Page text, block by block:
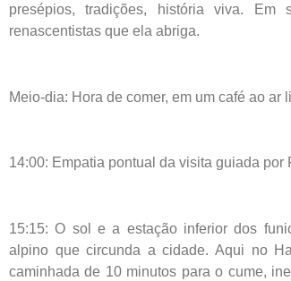
presépios, tradições, história viva.
renascentistas que ela abriga.
Meio-dia: Hora de comer, em um café ao
14:00: Empatia pontual da visita guiada
15:15: O sol e a estação inferior dos
alpino que circunda a cidade. Aqui no
caminhada de 10 minutos para o cume,